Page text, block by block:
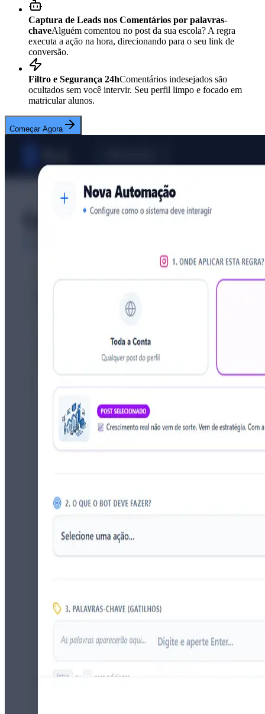
Captura de Leads nos Comentários por palavras-
chaveAlguém comentou no post da sua escola? A regra
executa a ação na hora, direcionando para o seu link de
conversão.
Filtro e Segurança 24hComentários indesejados são
ocultados sem você intervir. Seu perfil limpo e focado em
matricular alunos.
Começar Agora